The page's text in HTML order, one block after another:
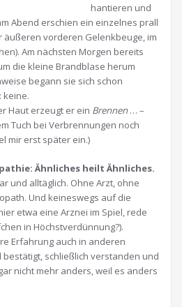
hantieren und
Abend erschien ein einzelnes prall
äußeren vorderen Gelenkbeuge, im
Am nächsten Morgen bereits
die kleine Brandblase herum
begann sie sich schon
keine.
Haut erzeugt er ein Brennen… –
Tuch bei Verbrennungen noch
mir erst später ein.)
Ähnliches heilt Ähnliches.
und alltäglich. Ohne Arzt, ohne
Und keineswegs auf die
etwa eine Arznei im Spiel, rede
in Höchstverdünnung?).
Erfahrung auch in anderen
schließlich verstanden und
nicht mehr anders, weil es anders